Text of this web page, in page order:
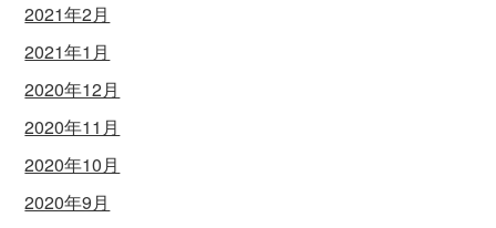
2021年2月
2021年1月
2020年12月
2020年11月
2020年10月
2020年9月